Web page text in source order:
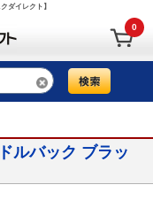
ダイレクト】
0
ルバック ブラッ